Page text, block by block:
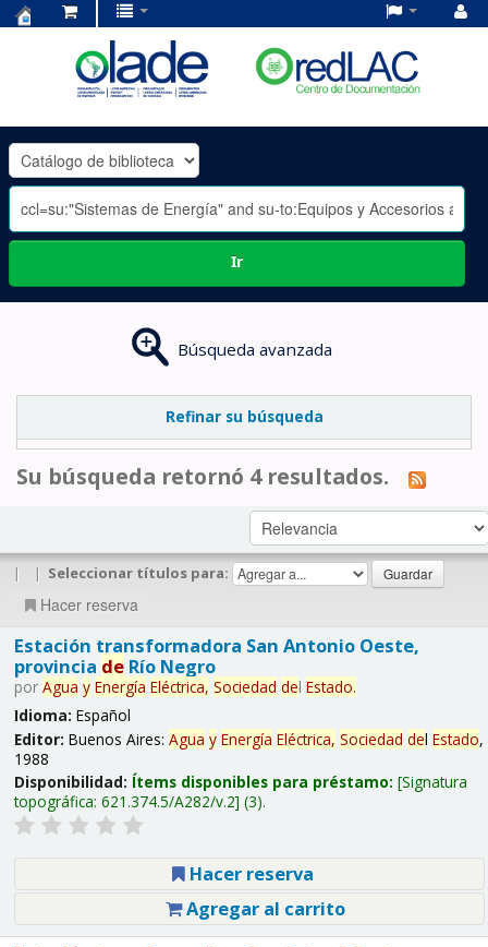
OLADE
-
Ir
Búsqueda avanzada
Refinar su búsqueda
Su búsqueda retornó 4 resultados.
| | Seleccionar títulos para:
Hacer reserva
Estación transformadora San Antonio Oeste,
provincia deRío Negro
por Agua y Energía Eléctrica, Sociedad del Estado.
Idioma: Español
Editor: Buenos Aires: Agua y Energía Eléctrica, Sociedad del Estado,
1988
Disponibilidad: Ítems disponibles para préstamo: Signatura
topográfica: 621.374.5/A282/v.2 (3).
Hacer reserva
Agregar al carrito